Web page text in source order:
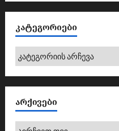
ᲙᲐᲢᲔᲒᲝᲠᲘᲔᲑᲘ
კატეგორიები
ᲐᲠᲥᲘᲕᲔᲑᲘ
არქივები